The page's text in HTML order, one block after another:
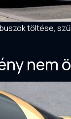
töltése,
nem